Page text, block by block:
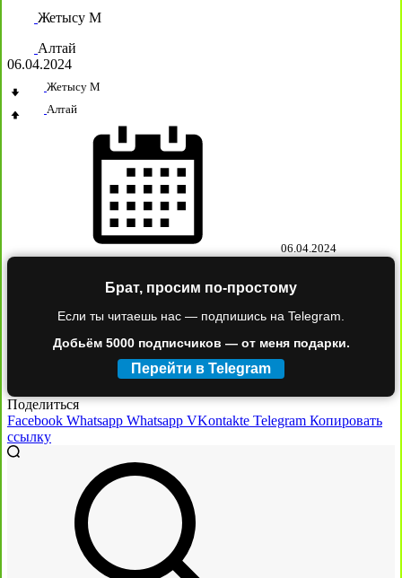
Жетысу М
Алтай
06.04.2024
Жетысу М
Алтай
06.04.2024
Брат, просим по-простому
Если ты читаешь нас — подпишись на Telegram.
Добьём 5000 подписчиков — от меня подарки.
Перейти в Telegram
Поделиться
Facebook Whatsapp Whatsapp VKontakte Telegram Копировать
ссылку